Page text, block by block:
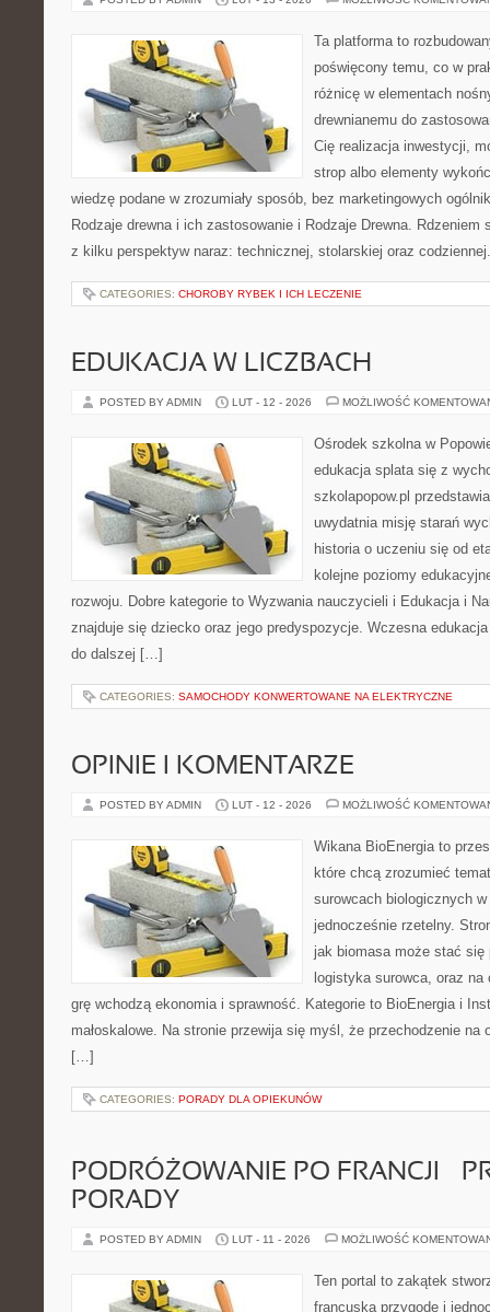
Ta platforma to
poświęcony temu, co w
różnicę w elementach
drewnianemu do
Cię realizacja inwestycji,
strop albo elementy
wiedzę podane w zrozumiały sposób, bez marketingowych
Rodzaje drewna i ich zastosowanie i Rodzaje Drewna. Rdzeniem
z kilku perspektyw naraz: technicznej, stolarskiej oraz
CATEGORIES: CHOROBY RYBEK I ICH LECZENIE
EDUKACJA W LICZBACH
POSTED BY ADMIN LUT - 12 - 2026 MOŻLIWOŚĆ
Ośrodek szkolna w
edukacja splata się z
szkolapopow.pl
uwydatnia misję starań
historia o uczeniu się od
kolejne poziomy
rozwoju. Dobre kategorie to Wyzwania nauczycieli i Edukacja i
znajduje się dziecko oraz jego predyspozycje. Wczesna
do dalszej […]
CATEGORIES: SAMOCHODY KONWERTOWANE NA ELEKTRYCZNE
OPINIE I KOMENTARZE
POSTED BY ADMIN LUT - 12 - 2026 MOŻLIWOŚĆ
Wikana BioEnergia to
które chcą zrozumieć
surowcach biologicznych
jednocześnie rzetelny.
jak biomasa może stać się
logistyka surowca, oraz
grę wchodzą ekonomia i sprawność. Kategorie to BioEnergia i
małoskalowe. Na stronie przewija się myśl, że przechodzenie na
[…]
CATEGORIES: PORADY DLA OPIEKUNÓW
PODRÓŻOWANIE PO FRANCJI –
PORADY
POSTED BY ADMIN LUT - 11 - 2026 MOŻLIWOŚĆ
Ten portal to zakątek
francuską przygodę i